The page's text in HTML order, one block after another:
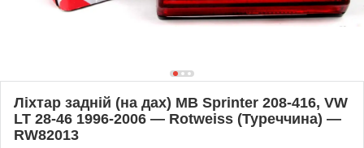
Ліхтар задній (на дах) MB Sprinter 208-416, VW
LT 28-46 1996-2006 — Rotweiss (Туреччина) —
RW82013